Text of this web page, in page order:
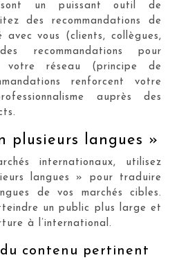
sont un puissant outil de
des recommandations de
avec vous (clients, collègues,
recommandations pour
votre réseau (principe de
renforcent votre
auprès des
plusieurs langues »
internationaux, utilisez
langues » pour traduire
de vos marchés cibles.
un public plus large et
à l’international.
contenu pertinent